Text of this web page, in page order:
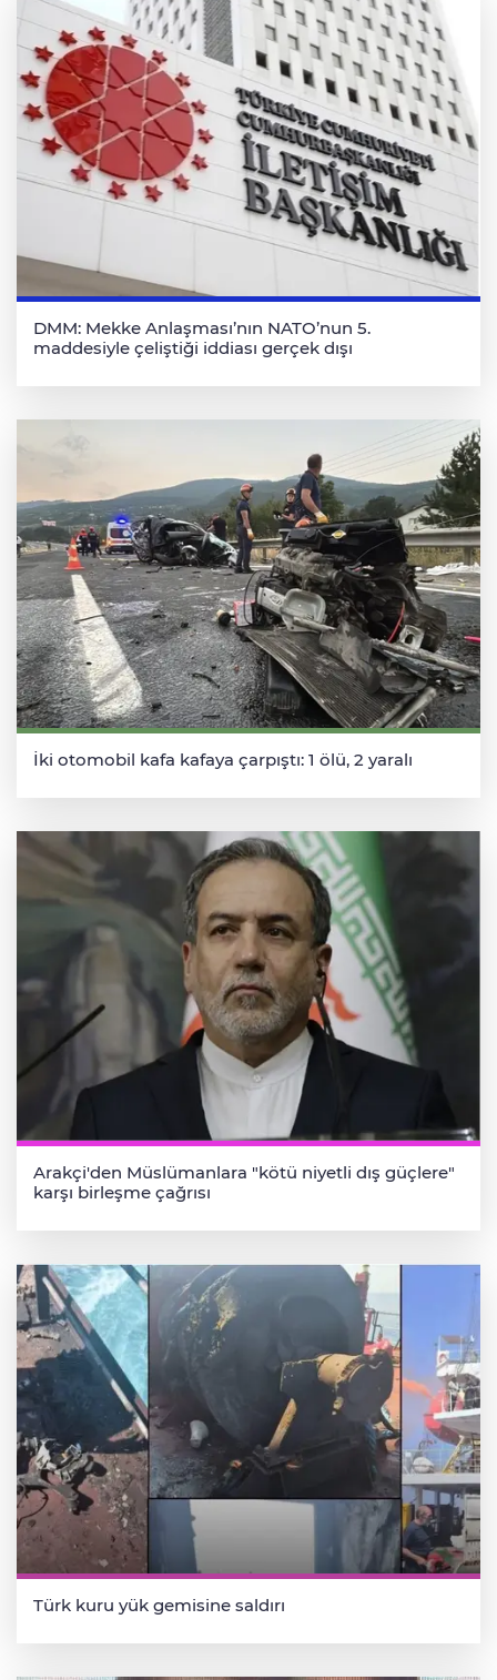
DMM: Mekke Anlaşması’nın NATO’nun 5.
maddesiyle çeliştiği iddiası gerçek dışı
İki otomobil kafa kafaya çarpıştı: 1 ölü, 2 yaralı
Arakçi'den Müslümanlara "kötü niyetli dış güçlere"
karşı birleşme çağrısı
Türk kuru yük gemisine saldırı